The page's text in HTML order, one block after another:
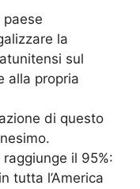
la
sul
alla propria
di questo
il 95%:
tutta l’America